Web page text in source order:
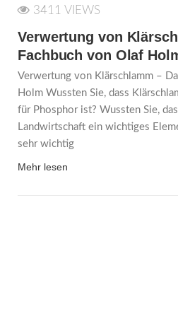
3411 VIEWS
Verwertung von
Fachbuch von Olaf
Verwertung von Klärschlamm –
Holm Wussten Sie, dass
für Phosphor ist? Wussten Sie,
Landwirtschaft ein wichtiges
sehr wichtig
Mehr lesen